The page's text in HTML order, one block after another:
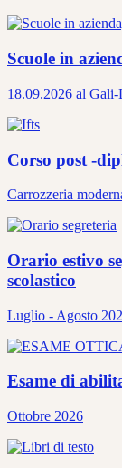
Scuole in
18.09.2026 al
Corso post -
Carrozzeria
Orario estivo
scolastico
Luglio - Agosto
Esame di
Ottobre 2026